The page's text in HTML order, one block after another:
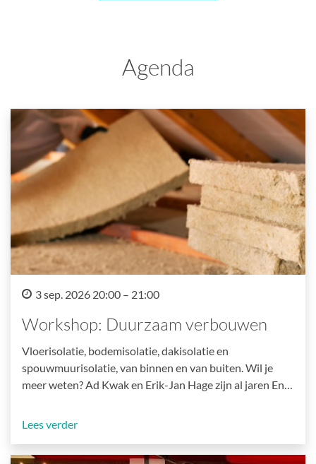
Agenda
3 sep. 2026 20:00 – 21:00
Workshop: Duurzaam verbouwen
Vloerisolatie, bodemisolatie, dakisolatie en
spouwmuurisolatie, van binnen en van buiten. Wil je
meer weten? Ad Kwak en Erik-Jan Hage zijn al jaren En…
Lees verder